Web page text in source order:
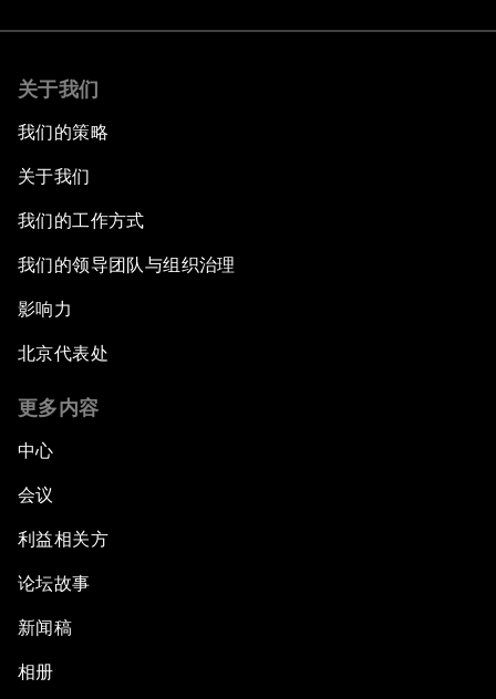
关于我们
我们的策略
关于我们
我们的工作方式
我们的领导团队与组织治理
影响力
北京代表处
更多内容
中心
会议
利益相关方
论坛故事
新闻稿
相册